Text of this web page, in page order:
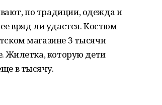
по традиции, одежда и
вряд ли удастся. Костюм
магазине 3 тысячи
Жилетка, которую дети
в тысячу.